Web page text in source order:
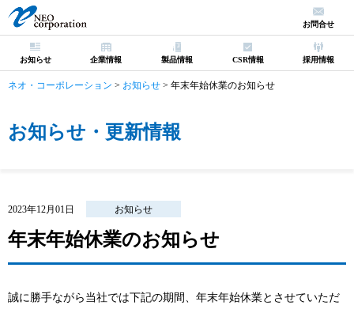
お知らせ 企業情報 製品情報 CSR情報 採用情報
お問合せ
ネオ・コーポレーション > お知らせ > 年末年始休業のお知らせ
お知らせ・更新情報
2023年12月01日 お知らせ
年末年始休業のお知らせ
誠に勝手ながら当社では下記の期間、年末年始休業とさせていただ